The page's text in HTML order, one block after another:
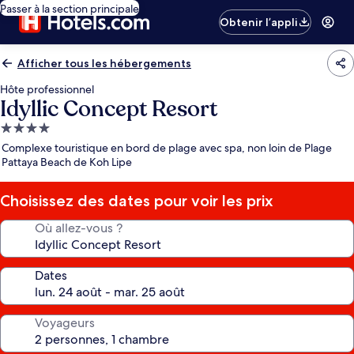
Passer à la section principale
Obtenir l’appli
Afficher tous les hébergements
Hôte professionnel
Idyllic Concept Resort
Hébergement
4.0 étoiles
Complexe touristique en bord de plage avec spa, non loin de Plage
Pattaya Beach de Koh Lipe
Choisissez des dates pour voir les prix
Où allez-vous ?
Dates
Voyageurs